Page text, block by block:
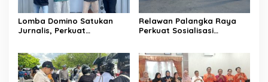
Lomba Domino Satukan
Jurnalis, Perkuat
Relawan Palangka Raya
Perkuat Sosialisasi